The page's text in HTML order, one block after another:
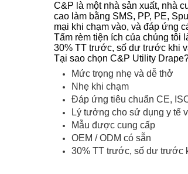
C&P là một nhà sản xuất, nhà
cao làm bằng SMS, PP, PE,
mại khi chạm vào, và đáp ứng
Tấm rèm tiện ích của chúng tôi
30% TT trước, số dư trước khi
Tại sao chọn C&P Utility
Mức trọng nhẹ và dễ thở
Nhẹ khi chạm
Đáp ứng tiêu chuẩn CE,
Lý tưởng cho sử dụng y tế
Mẫu được cung cấp
OEM / ODM có sẵn
30% TT trước, số dư trước